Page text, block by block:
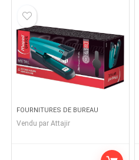
FOURNITURES DE BUREAU
Vendu par Attajir